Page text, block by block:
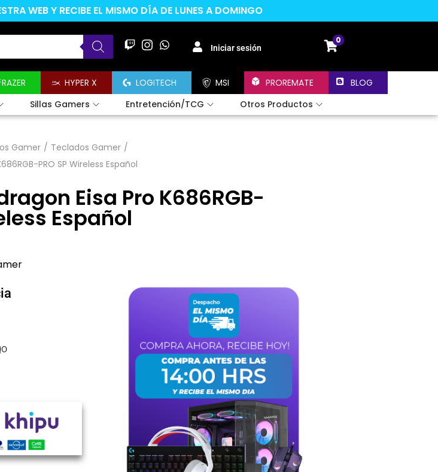
WEB Y RECIBE EL MISMO DÍA DE LUNES A DOMINGO
Iniciar sesión
0
RAZER HYPER X LOGITECH MSI PROREMATE
BLOG
Sillas Gamers Entretención/TCG Otros Productos
Gamer / Teclados Gamer /
PRO SP Wireless Español
Eisa Pro K686RGB-
Español